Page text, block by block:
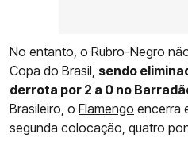
No entanto, o Rubro-Negro
Copa do Brasil, sendo
derrota por 2 a 0 no
Brasileiro, o Flamengo encerra
segunda colocação, quatro